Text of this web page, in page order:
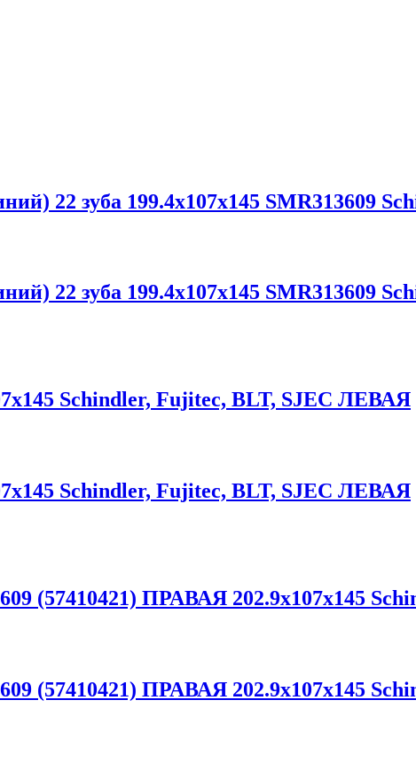
22 зуба 199.4x107x145 SMR313609
22 зуба 199.4x107x145 SMR313609
Schindler, Fujitec, BLT, SJEC ЛЕВАЯ
Schindler, Fujitec, BLT, SJEC ЛЕВАЯ
(57410421) ПРАВАЯ 202.9x107x145
(57410421) ПРАВАЯ 202.9x107x145